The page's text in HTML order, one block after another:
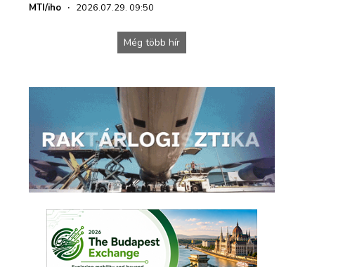
MTI/iho · 2026.07.29. 09:50
Még több hír